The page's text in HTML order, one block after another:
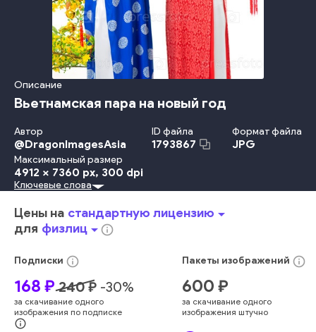
Описание
Вьетнамская пара на новый год
Автор
@DragonImagesAsia
ID файла
1793867
Формат файла
JPG
Максимальный размер
4912 x 7360 px, 300 dpi
Платье Красота Travel Locations
Стоять
Праздник Этническая Группа Женский Пол
Радость
Время Года
Эмоция
Приветствовать Близость
Мужской Пол
Япония
Два Человека Культура Японии
Культура Восточной Азии
Восточный Ethnicity
Азиатского И Индийского Происхождения
Ключевые слова
Цены на стандартную лицензиюarrow_drop_down
для физлицarrow_drop_downinfo_outline
Подписки info_outline
168 ₽ 240₽ -30%
за скачивание одного
изображения по подписке
info_outline
Пакеты изображений info_outline
600 ₽
за скачивание одного
изображения штучно